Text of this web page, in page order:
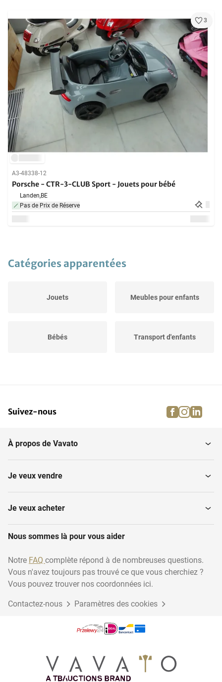
3
A3-48338-12
Porsche - CTR-3-CLUB Sport - Jouets pour bébé
Landen,BE
Pas de Prix de Réserve
Catégories apparentées
Jouets Meubles pour enfants
Bébés Transport d'enfants
Suivez-nous facebook
À propos de Vavato
Je veux vendre
Je veux acheter
Nous sommes là pour vous aider
Notre FAQ complète répond à de nombreuses questions.
Vous n'avez toujours pas trouvé ce que vous cherchiez ?
Vous pouvez trouver nos coordonnées ici.
Contactez-nous Paramètres des cookies